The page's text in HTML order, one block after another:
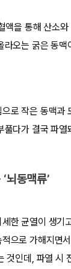
액을 통해 산소
라오는 굵은 동맥
로 작은 동맥과
다가 결국 파열
뇌동맥류’
한 균열이 생기
으로 가해지면
것인데, 파열 시